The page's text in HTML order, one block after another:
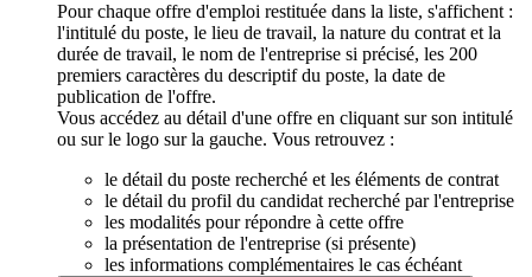
Pour chaque offre d'emploi restituée dans la liste, s'affichent :
l'intitulé du poste, le lieu de travail, la nature du contrat et la
durée de travail, le nom de l'entreprise si précisé, les 200
premiers caractères du descriptif du poste, la date de
publication de l'offre.
Vous accédez au détail d'une offre en cliquant sur son intitulé
ou sur le logo sur la gauche. Vous retrouvez :
le détail du poste recherché et les éléments de contrat
le détail du profil du candidat recherché par l'entreprise
les modalités pour répondre à cette offre
la présentation de l'entreprise (si présente)
les informations complémentaires le cas échéant